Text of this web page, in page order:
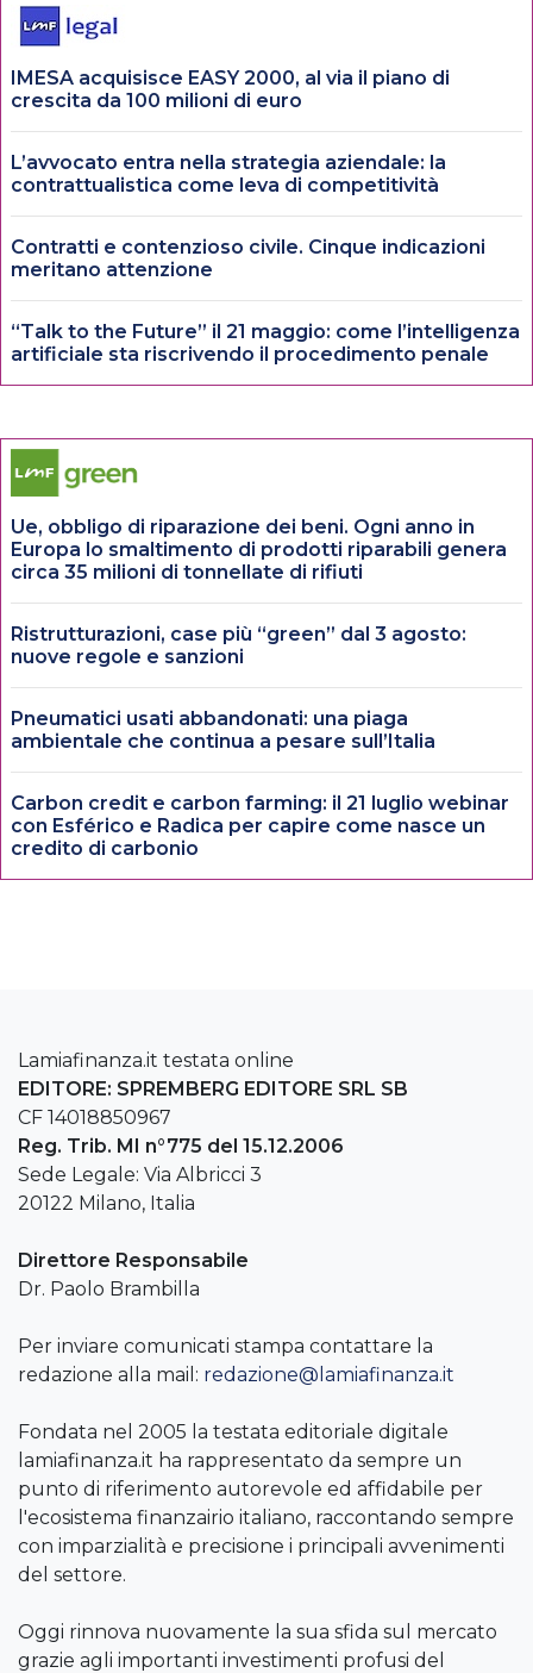
IMESA acquisisce EASY 2000, al via il piano di
crescita da 100 milioni di euro
L’avvocato entra nella strategia aziendale: la
contrattualistica come leva di competitività
Contratti e contenzioso civile. Cinque indicazioni
meritano attenzione
“Talk to the Future” il 21 maggio: come l’intelligenza
artificiale sta riscrivendo il procedimento penale
Ue, obbligo di riparazione dei beni. Ogni anno in
Europa lo smaltimento di prodotti riparabili genera
circa 35 milioni di tonnellate di rifiuti
Ristrutturazioni, case più “green” dal 3 agosto:
nuove regole e sanzioni
Pneumatici usati abbandonati: una piaga
ambientale che continua a pesare sull’Italia
Carbon credit e carbon farming: il 21 luglio webinar
con Esférico e Radica per capire come nasce un
credito di carbonio
Lamiafinanza.it testata online
EDITORE: SPREMBERG EDITORE SRL SB
CF 14018850967
Reg. Trib. MI n°775 del 15.12.2006
Sede Legale: Via Albricci 3
20122 Milano, Italia
Direttore Responsabile
Dr. Paolo Brambilla
Per inviare comunicati stampa contattare la
redazione alla mail: redazione@lamiafinanza.it
Fondata nel 2005 la testata editoriale digitale
lamiafinanza.it ha rappresentato da sempre un
punto di riferimento autorevole ed affidabile per
l'ecosistema finanzairio italiano, raccontando sempre
con imparzialità e precisione i principali avvenimenti
del settore.
Oggi rinnova nuovamente la sua sfida sul mercato
grazie agli importanti investimenti profusi del